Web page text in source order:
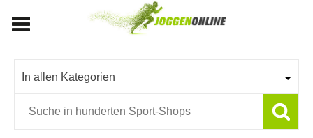
In allen Kategorien